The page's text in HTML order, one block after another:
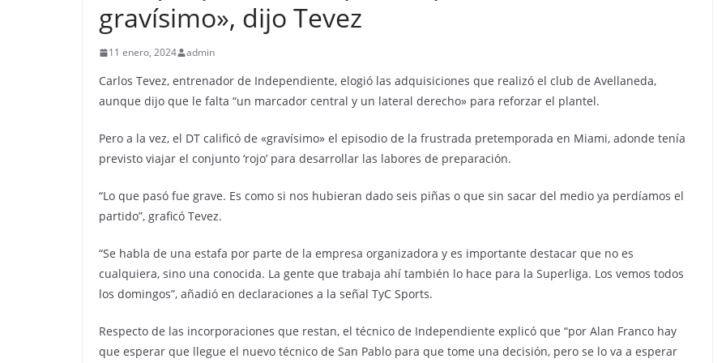
gravísimo», dijo Tevez
11 enero, 2024 admin
Carlos Tevez, entrenador de Independiente, elogió las adquisiciones que realizó el club de Avellaneda,
aunque dijo que le falta “un marcador central y un lateral derecho» para reforzar el plantel.
Pero a la vez, el DT calificó de «gravísimo» el episodio de la frustrada pretemporada en Miami, adonde tenía
previsto viajar el conjunto ‘rojo’ para desarrollar las labores de preparación.
“Lo que pasó fue grave. Es como si nos hubieran dado seis piñas o que sin sacar del medio ya perdíamos el
partido”, graficó Tevez.
“Se habla de una estafa por parte de la empresa organizadora y es importante destacar que no es
cualquiera, sino una conocida. La gente que trabaja ahí también lo hace para la Superliga. Los vemos todos
los domingos”, añadió en declaraciones a la señal TyC Sports.
Respecto de las incorporaciones que restan, el técnico de Independiente explicó que “por Alan Franco hay
que esperar que llegue el nuevo técnico de San Pablo para que tome una decisión, pero se lo va a esperar